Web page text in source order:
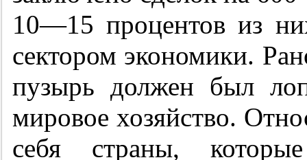
10—15 процентов из
сектором экономики.
пузырь должен был
мировое хозяйство.
себя страны,